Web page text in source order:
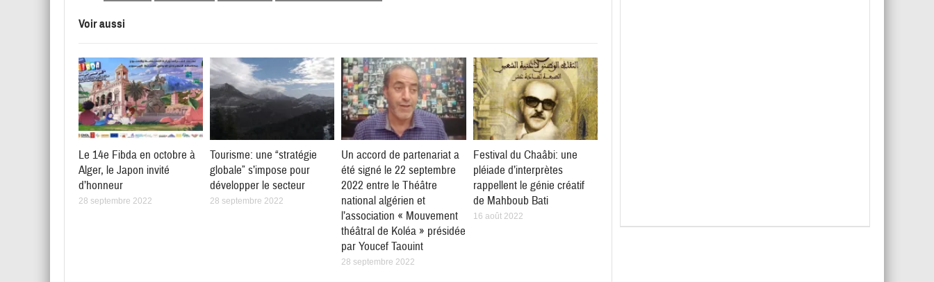
Voir aussi
Le 14e Fibda en octobre à
Alger, le Japon invité
d’honneur
28 septembre 2022
Tourisme: une “stratégie
globale” s’impose pour
développer le secteur
28 septembre 2022
Un accord de partenariat a
été signé le 22 septembre
2022 entre le Théâtre
national algérien et
l’association « Mouvement
théâtral de Koléa » présidée
par Youcef Taouint
28 septembre 2022
Festival du Chaâbi: une
pléiade d’interprètes
rappellent le génie créatif
de Mahboub Bati
16 août 2022